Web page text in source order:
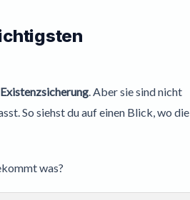
Existenzsicherung. Aber sie sind nicht
So siehst du auf einen Blick, wo die
was?